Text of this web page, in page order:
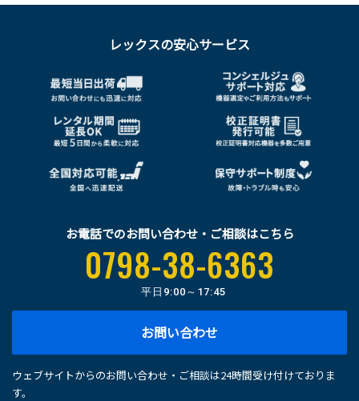
レックスの安心サービス
お電話でのお問い合わせ・ご相談はこちら
0798-38-6363
平日 9:00～17:45
お問い合わせ
ウェブサイトからのお問い合わせ・ご相談は24時間受け付けておりま
す。